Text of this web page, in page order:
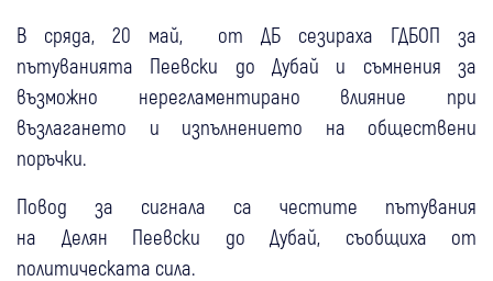
В сряда, 20 май, от ДБ сезираха ГДБОП за
пътуванията Пеевски до Дубай и съмнения за
възможно нерегламентирано влияние при
възлагането и изпълнението на обществени
поръчки.
Повод за сигнала са честите пътувания
на Делян Пеевски до Дубай, съобщиха от
политическата сила.